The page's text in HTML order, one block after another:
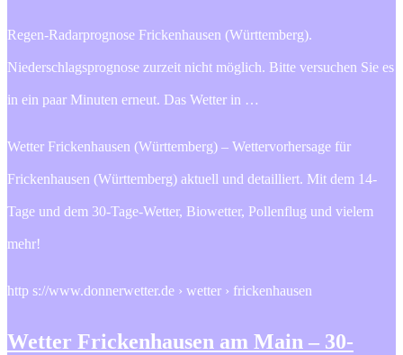
Regen-Radarprognose Frickenhausen (Württemberg).
Niederschlagsprognose zurzeit nicht möglich. Bitte versuchen Sie es
in ein paar Minuten erneut. Das Wetter in …
Wetter Frickenhausen (Württemberg) – Wettervorhersage für
Frickenhausen (Württemberg) aktuell und detailliert. Mit dem 14-
Tage und dem 30-Tage-Wetter, Biowetter, Pollenflug und vielem
mehr!
http s://www.donnerwetter.de › wetter › frickenhausen
Wetter Frickenhausen am Main – 30-